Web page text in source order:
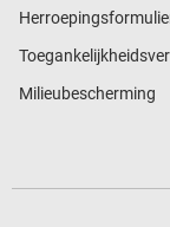
Milieubescherming